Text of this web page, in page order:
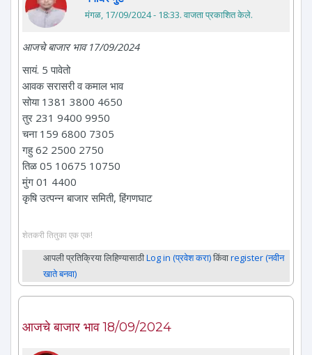
मंगळ, 17/09/2024 - 18:33. वाजता प्रकाशित केले.
आजचे बाजार भाव 17/09/2024
सायं. 5 पावेतो
आवक सरासरी व कमाल भाव
सोया 1381 3800 4650
तुर 231 9400 9950
चना 159 6800 7305
गहु 62 2500 2750
तिळ 05 10675 10750
मुंग 01 4400
कृषि उत्पन्न बाजार समिती, हिंगणघाट
शेतकरी तितुका एक एक!
आपली प्रतिक्रिया लिहिण्यासाठीLog in (प्रवेश करा)किंवाregister (नवीन
खाते बनवा)
आजचे बाजार भाव 18/09/2024